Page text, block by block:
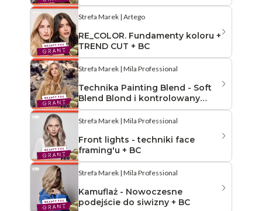
Strefa Marek | Artego
RE_COLOR. Fundamenty koloru +
TREND CUT + BC
Strefa Marek | Mila Professional
Technika Painting Blend - Soft
Blend Blond i kontrolowany
odrost + BC
Strefa Marek | Mila Professional
Front lights - techniki face
framing'u + BC
Strefa Marek | Mila Professional
Kamuflaż - Nowoczesne
podejście do siwizny + BC